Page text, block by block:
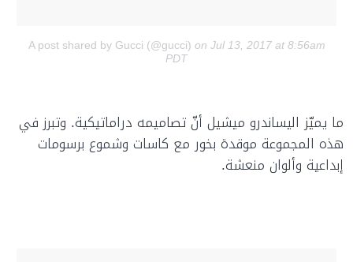
A post shared by Gucci (@gucci) on Jul 13, 2017 at 8:56am
PDT
ما يميّز اليساندرو ميشيل أنّ تصاميمه دراماتيكية. وتبرز في
هذه المجموعة موقدة بخور مع كاسات وشموع برسومات
إبداعية وألوان منعشة.